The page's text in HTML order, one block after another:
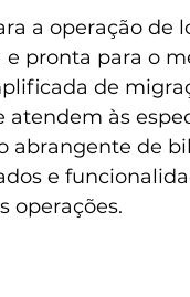
a operação de
pronta para o
de
às
abrangente de
e
operações.